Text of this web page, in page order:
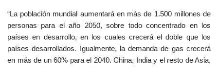
“La población mundial aumentará en más de 1.500 millones de
personas para el año 2050, sobre todo concentrado en los
países en desarrollo, en los cuales crecerá el doble que los
países desarrollados. Igualmente, la demanda de gas crecerá
en más de un 60% para el 2040. China, India y el resto de Asia,